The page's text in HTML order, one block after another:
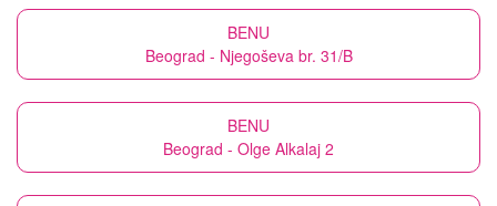
BENU
Beograd - Njegoševa br. 31/B
BENU
Beograd - Olge Alkalaj 2